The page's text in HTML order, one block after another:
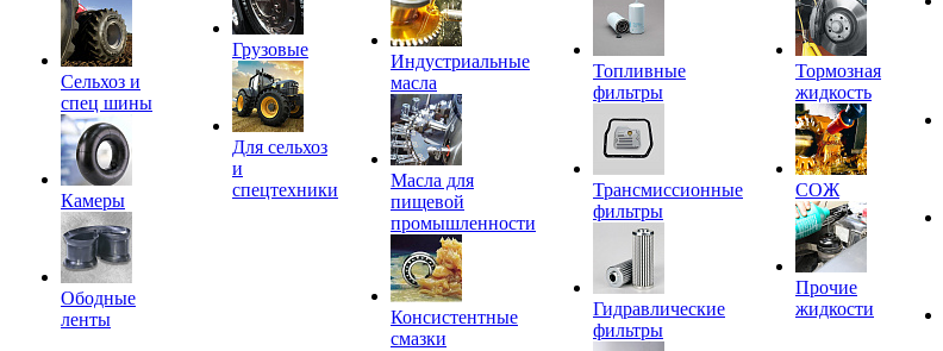
Сельхоз и
спец шины
Камеры
Ободные
ленты
Грузовые
Для сельхоз
и
спецтехники
Индустриальные
масла
Масла для
пищевой
промышленности
Консистентные
смазки
Топливные
фильтры
Трансмиссионные
фильтры
Гидравлические
фильтры
Тормозная
жидкость
СОЖ
Прочие
жидкости